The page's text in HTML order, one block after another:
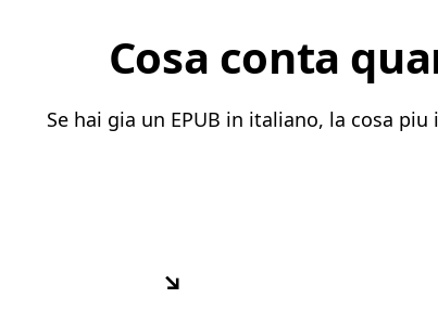
Cosa conta
Se hai gia un EPUB in italiano, la cosa
↘